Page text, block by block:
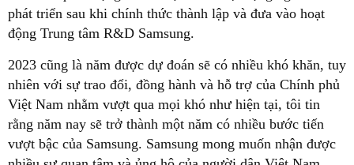
phát triển sau khi chính thức thành lập và đưa vào hoạt
động Trung tâm R&D Samsung.
2023 cũng là năm được dự đoán sẽ có nhiều khó khăn, tuy
nhiên với sự trao đổi, đồng hành và hỗ trợ của Chính phủ
Việt Nam nhằm vượt qua mọi khó như hiện tại, tôi tin
rằng năm nay sẽ trở thành một năm có nhiều bước tiến
vượt bậc của Samsung. Samsung mong muốn nhận được